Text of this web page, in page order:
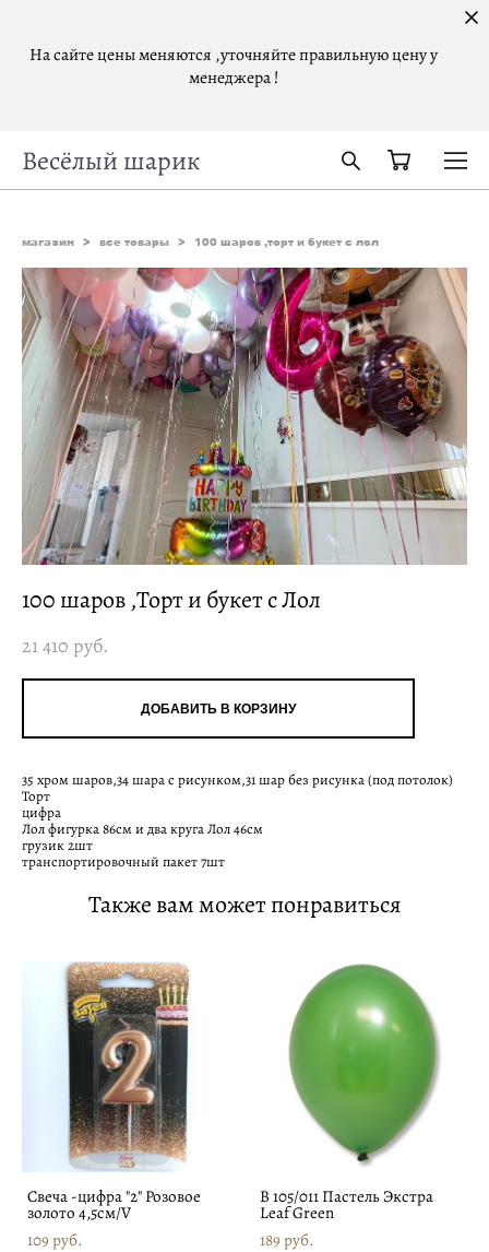
На сайте цены меняются ,уточняйте правильную цену у
менеджера !
Весёлый шарик
магазин > все товары > 100 шаров ,торт и букет с лол
100 шаров ,Торт и букет с Лол
21 410 pуб.
ДОБАВИТЬ В КОРЗИНУ
35 хром шаров,34 шара с рисунком,31 шар без рисунка (под потолок)
Торт
цифра
Лол фигурка 86см и два круга Лол 46см
грузик 2шт
транспортировочный пакет 7шт
Также вам может понравиться
Свеча -цифра "2" Розовое
золото 4,5см/V
109 pуб.
В 105/011 Пастель Экстра
Leaf Green
189 pуб.